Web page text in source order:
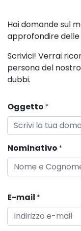
Hai domande sul
approfondire
Scrivici! Verrai
persona del
dubbi.
Oggetto *
Nominativo *
E-mail *